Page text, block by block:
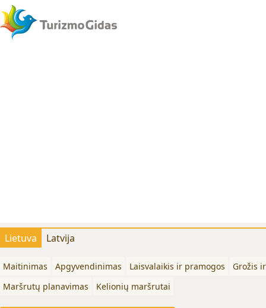
Lietuva Latvija
Maitinimas Apgyvendinimas Laisvalaikis ir pramogos
Grožis
Maršrutų planavimas
Kelionių maršrutai